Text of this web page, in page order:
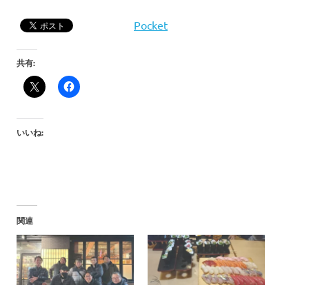
Pocket
共有:
いいね:
関連